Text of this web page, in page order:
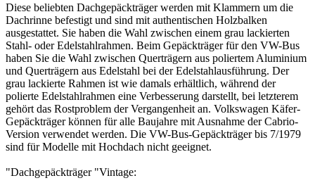
Diese beliebten Dachgepäckträger werden mit Klammern um die
Dachrinne befestigt und sind mit authentischen Holzbalken
ausgestattet. Sie haben die Wahl zwischen einem grau lackierten
Stahl- oder Edelstahlrahmen. Beim Gepäckträger für den VW-Bus
haben Sie die Wahl zwischen Querträgern aus poliertem Aluminium
und Querträgern aus Edelstahl bei der Edelstahlausführung. Der
grau lackierte Rahmen ist wie damals erhältlich, während der
polierte Edelstahlrahmen eine Verbesserung darstellt, bei letzterem
gehört das Rostproblem der Vergangenheit an. Volkswagen Käfer-
Gepäckträger können für alle Baujahre mit Ausnahme der Cabrio-
Version verwendet werden. Die VW-Bus-Gepäckträger bis 7/1979
sind für Modelle mit Hochdach nicht geeignet.
"Dachgepäckträger "Vintage: